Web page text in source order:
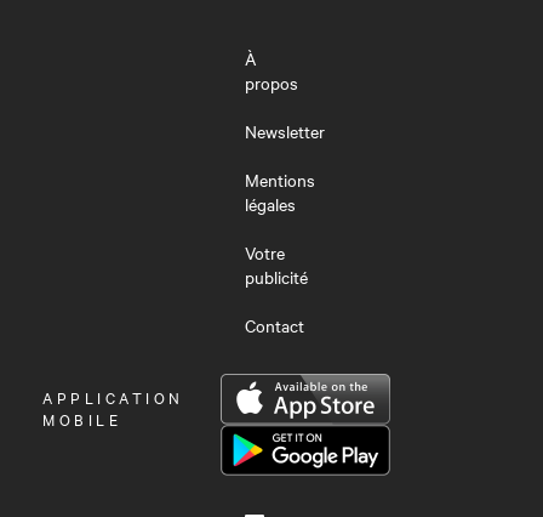
À
propos
Newsletter
Mentions
légales
Votre
publicité
Contact
OUVRIR
LE
APPLICATION
MOBILE